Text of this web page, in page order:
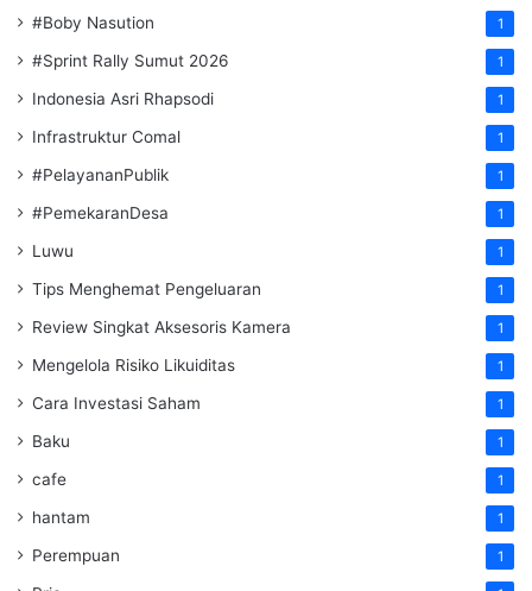
#Boby Nasution 1
#Sprint Rally Sumut 2026 1
Indonesia Asri Rhapsodi 1
Infrastruktur Comal 1
#PelayananPublik 1
#PemekaranDesa 1
Luwu 1
Tips Menghemat Pengeluaran 1
Review Singkat Aksesoris Kamera 1
Mengelola Risiko Likuiditas 1
Cara Investasi Saham 1
Baku 1
cafe 1
hantam 1
Perempuan 1